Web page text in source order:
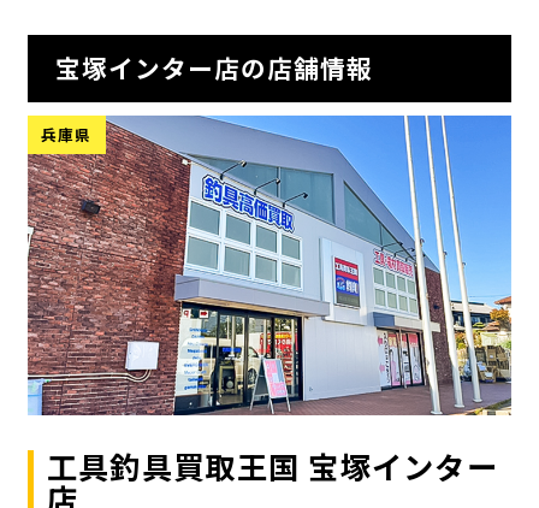
宝塚インター店の店舗情報
兵庫県
工具釣具買取王国 宝塚インター
店